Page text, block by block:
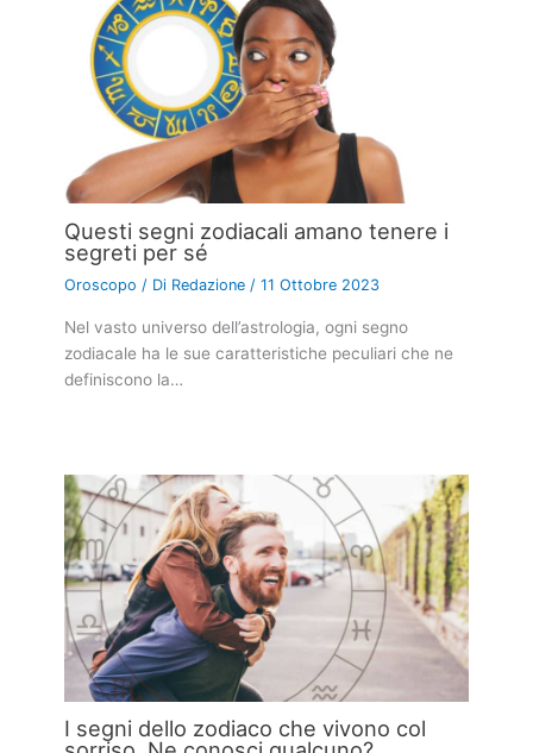
Questi segni zodiacali amano tenere i
segreti per sé
Oroscopo / Di Redazione/11 Ottobre 2023
Nel vasto universo dell’astrologia, ogni segno
zodiacale ha le sue caratteristiche peculiari che ne
definiscono la…
I segni dello zodiaco che vivono col